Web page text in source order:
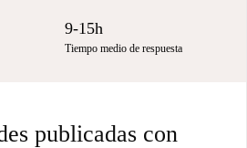
9-15h
Tiempo medio de respuesta
publicadas con